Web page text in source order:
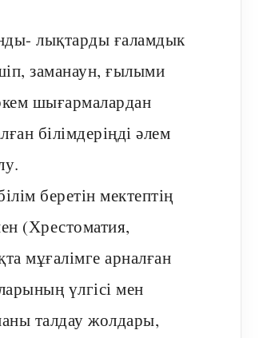
лықтарды ғаламдык
заманаун, ғылыми
шығармалардан
білімдеріңді әлем
беретін мектептің
(Хрестоматия,
мұғалімге арналған
үлгісі мен
талдау жолдары,